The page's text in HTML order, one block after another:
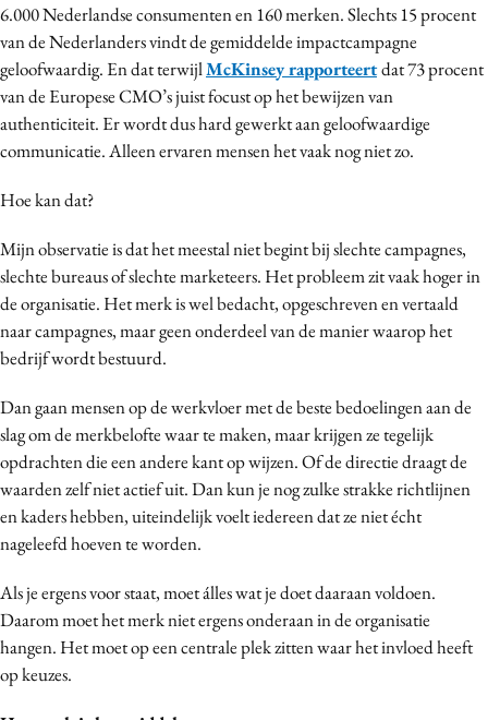
6.000 Nederlandse consumenten en 160 merken. Slechts 15 procent
van de Nederlanders vindt de gemiddelde impactcampagne
geloofwaardig. En dat terwijlMcKinsey rapporteertdat 73 procent
van de Europese CMO’s juist focust op het bewijzen van
authenticiteit. Er wordt dus hard gewerkt aan geloofwaardige
communicatie. Alleen ervaren mensen het vaak nog niet zo.
Hoe kan dat?
Mijn observatie is dat het meestal niet begint bij slechte campagnes,
slechte bureaus of slechte marketeers. Het probleem zit vaak hoger in
de organisatie. Het merk is wel bedacht, opgeschreven en vertaald
naar campagnes, maar geen onderdeel van de manier waarop het
bedrijf wordt bestuurd.
Dan gaan mensen op de werkvloer met de beste bedoelingen aan de
slag om de merkbelofte waar te maken, maar krijgen ze tegelijk
opdrachten die een andere kant op wijzen. Of de directie draagt de
waarden zelf niet actief uit. Dan kun je nog zulke strakke richtlijnen
en kaders hebben, uiteindelijk voelt iedereen dat ze niet écht
nageleefd hoeven te worden.
Als je ergens voor staat, moet álles wat je doet daaraan voldoen.
Daarom moet het merk niet ergens onderaan in de organisatie
hangen. Het moet op een centrale plek zitten waar het invloed heeft
op keuzes.